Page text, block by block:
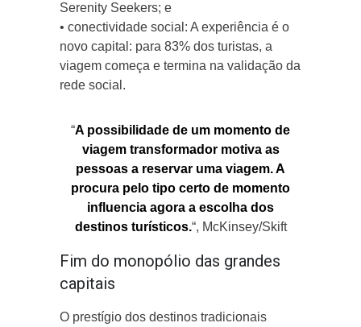
Serenity Seekers; e
• conectividade social: A experiência é o
novo capital: para 83% dos turistas, a
viagem começa e termina na validação da
rede social.
“A possibilidade de um momento de
viagem transformador motiva as
pessoas a reservar uma viagem. A
procura pelo tipo certo de momento
influencia agora a escolha dos
destinos turísticos.“, McKinsey/Skift
Fim do monopólio das grandes
capitais
O prestígio dos destinos tradicionais